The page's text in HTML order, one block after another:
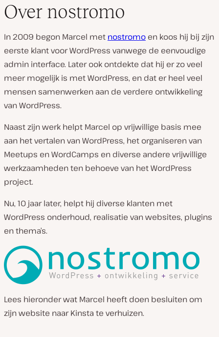
a
k
l
a
n
t
Over nostromo
In 2009 begon Marcel met nostromo en koos hij bij zijn
eerste klant voor WordPress vanwege de eenvoudige
admin interface. Later ook ontdekte dat hij er zo veel
meer mogelijk is met WordPress, en dat er heel veel
mensen samenwerken aan de verdere ontwikkeling
van WordPress.
Naast zijn werk helpt Marcel op vrijwillige basis mee
aan het vertalen van WordPress, het organiseren van
Meetups en WordCamps en diverse andere vrijwillige
werkzaamheden ten behoeve van het WordPress
project.
Nu, 10 jaar later, helpt hij diverse klanten met
WordPress onderhoud, realisatie van websites, plugins
en thema’s.
Lees hieronder wat Marcel heeft doen besluiten om
zijn website naar Kinsta te verhuizen.